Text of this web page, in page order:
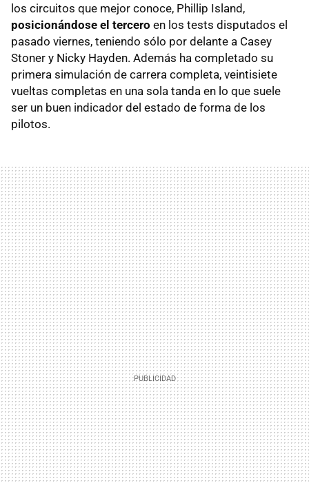
los circuitos que mejor conoce, Phillip Island,
posicionándose el tercero en los tests disputados el
pasado viernes, teniendo sólo por delante a Casey
Stoner y Nicky Hayden. Además ha completado su
primera simulación de carrera completa, veintisiete
vueltas completas en una sola tanda en lo que suele
ser un buen indicador del estado de forma de los
pilotos.